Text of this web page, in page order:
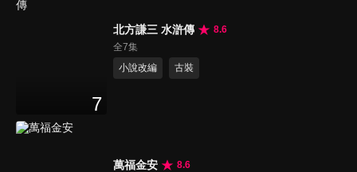
7
北方謙三 水滸傳
8.6
全7集
小說改編
古裝
萬福金安
8.6